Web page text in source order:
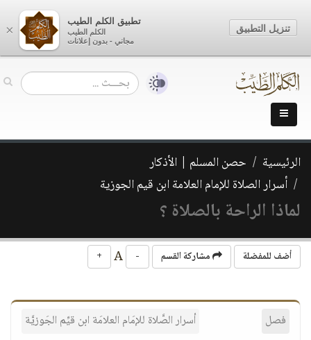
الرئيسية
حصن المسلم | الأذكار
أسرار الصلاة للإمام العلامة ابن قيم الجوزية
لماذا الراحة بالصلاة ؟
أضف للمفضلة مشاركة القسم -
+
فصل أسرار الصَّلاة للإمَام العلامَة ابن قيِّم الجَوزيَّة
×
تطبيق الكلم الطيب
الكلم الطيب
مجاني - بدون إعلانات
تنزيل التطبيق